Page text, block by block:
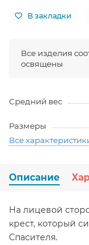
В закладки
Все изделия
освящены
Средний вес
Размеры
Все
Описание
На лицевой
крест, который
Спасителя.